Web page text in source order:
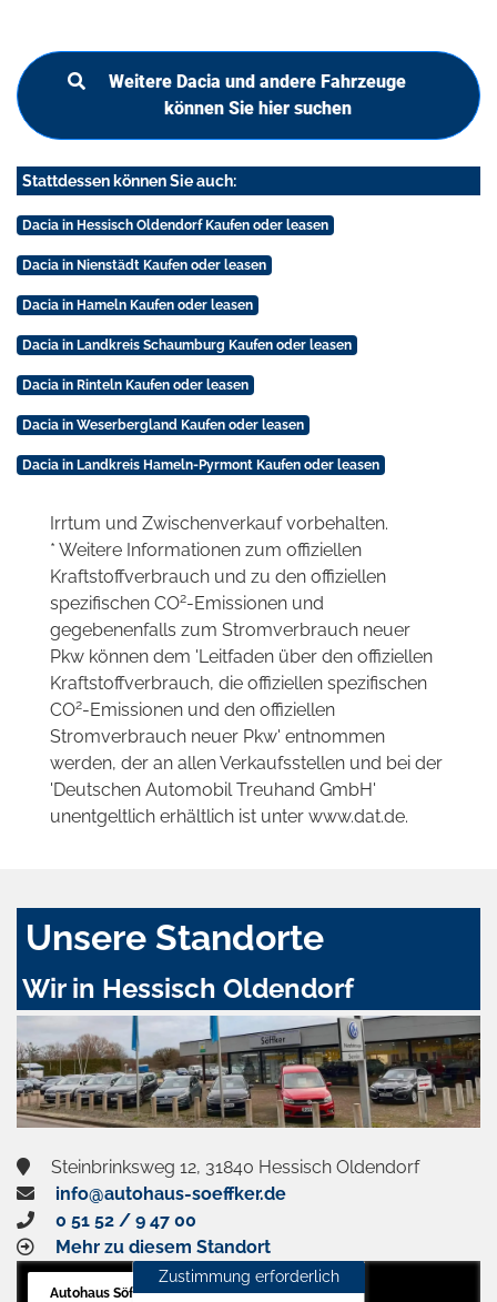
Weitere Dacia und andere Fahrzeuge
können Sie hier suchen
Stattdessen können Sie auch:
Dacia in Hessisch Oldendorf Kaufen oder leasen
Dacia in Nienstädt Kaufen oder leasen
Dacia in Hameln Kaufen oder leasen
Dacia in Landkreis Schaumburg Kaufen oder leasen
Dacia in Rinteln Kaufen oder leasen
Dacia in Weserbergland Kaufen oder leasen
Dacia in Landkreis Hameln-Pyrmont Kaufen oder leasen
Irrtum und Zwischenverkauf vorbehalten.
* Weitere Informationen zum offiziellen
Kraftstoffverbrauch und zu den offiziellen
spezifischen CO2-Emissionen und
gegebenenfalls zum Stromverbrauch neuer
Pkw können dem 'Leitfaden über den offiziellen
Kraftstoffverbrauch, die offiziellen spezifischen
CO2-Emissionen und den offiziellen
Stromverbrauch neuer Pkw' entnommen
werden, der an allen Verkaufsstellen und bei der
'Deutschen Automobil Treuhand GmbH'
unentgeltlich erhältlich ist unter www.dat.de.
Unsere Standorte
Wir in Hessisch Oldendorf
Steinbrinksweg 12, 31840 Hessisch Oldendorf
info@autohaus-soeffker.de
0 51 52 / 9 47 00
Mehr zu diesem Standort
Autohaus Söffker GmbH
Zustimmung erforderlich